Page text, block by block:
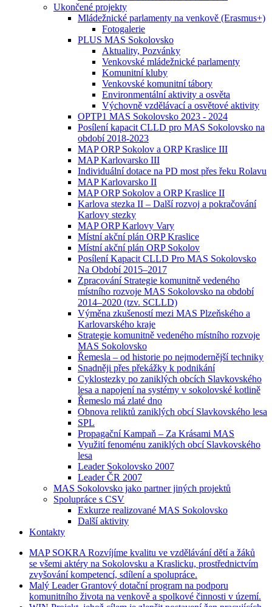
Ukončené projekty
Mládežnické parlamenty na venkově (Erasmus+)
Fotogalerie
PLUS MAS Sokolovsko
Aktuality, Pozvánky
Venkovské mládežnické parlamenty
Komunitní kluby
Venkovské komunitní tábory
Environmentální aktivity a osvěta
Výchovně vzdělávací a osvětové aktivity
OPTP1 MAS Sokolovsko 2023 - 2024
Posílení kapacit CLLD pro MAS Sokolovsko na
období 2018-2023
MAP ORP Sokolov a ORP Kraslice III
MAP Karlovarsko III
Individuální dotace na PD most přes řeku Rolavu
MAP Karlovarsko II
MAP ORP Sokolov a ORP Kraslice II
Karlova stezka II – Další rozvoj a pokračování
Karlovy stezky
MAP ORP Karlovy Vary
Místní akční plán ORP Kraslice
Místní akční plán ORP Sokolov
Posílení Kapacit CLLD Pro MAS Sokolovsko
Na Období 2015–2017
Zpracování Strategie komunitně vedeného
místního rozvoje MAS Sokolovsko na období
2014–2020 (tzv. SCLLD)
Výměna zkušeností mezi MAS Plzeňského a
Karlovarského kraje
Strategie komunitně vedeného místního rozvoje
MAS Sokolovsko
Řemesla – od historie po nejmodernější techniky
Snadněji přes překážky k podnikání
Cyklostezky po zaniklých obcích Slavkovského
lesa a napojení na systémy v sokolovské kotlině
Řemeslo má zlaté dno
Obnova reliktů zaniklých obcí Slavkovského lesa
SPL
Propagační Kampaň – Za Krásami MAS
Využití fenoménu zaniklých obcí Slavkovského
lesa
Leader Sokolovsko 2007
Leader ČR 2007
MAS Sokolovsko jako partner jiných projektů
Spolupráce s CSV
Exkurze realizované MAS Sokolovsko
Další aktivity
Kontakty
MAPSOKRA Rozvíjíme kvalitu ve vzdělávání dětí a žáků
se všemi aktéry na Sokolovsku a Kraslicku, prostřednictvím
zvyšování kompetencí, sdílení a spolupráce.
Malý Leader Grantový dotační program na podporu
komunitního života na venkově a spolkové činnosti v území.